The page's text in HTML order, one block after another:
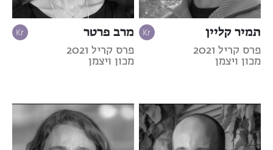
תמיר קליין
פרס קריל 2021
מכון ויצמן
מרב פרטר
פרס קריל 2021
מכון ויצמן